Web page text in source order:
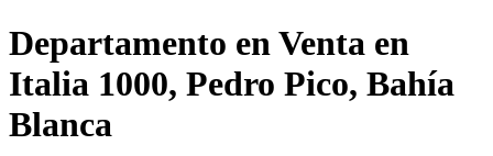
Departamento en Venta en
Italia 1000, Pedro Pico, Bahía
Blanca